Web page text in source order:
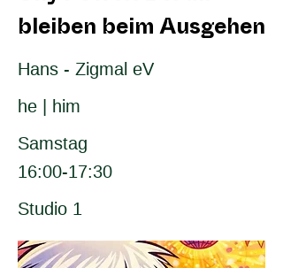
bleiben beim Ausgehen
Hans - Zigmal eV
he | him
Samstag
16:00-17:30
Studio 1